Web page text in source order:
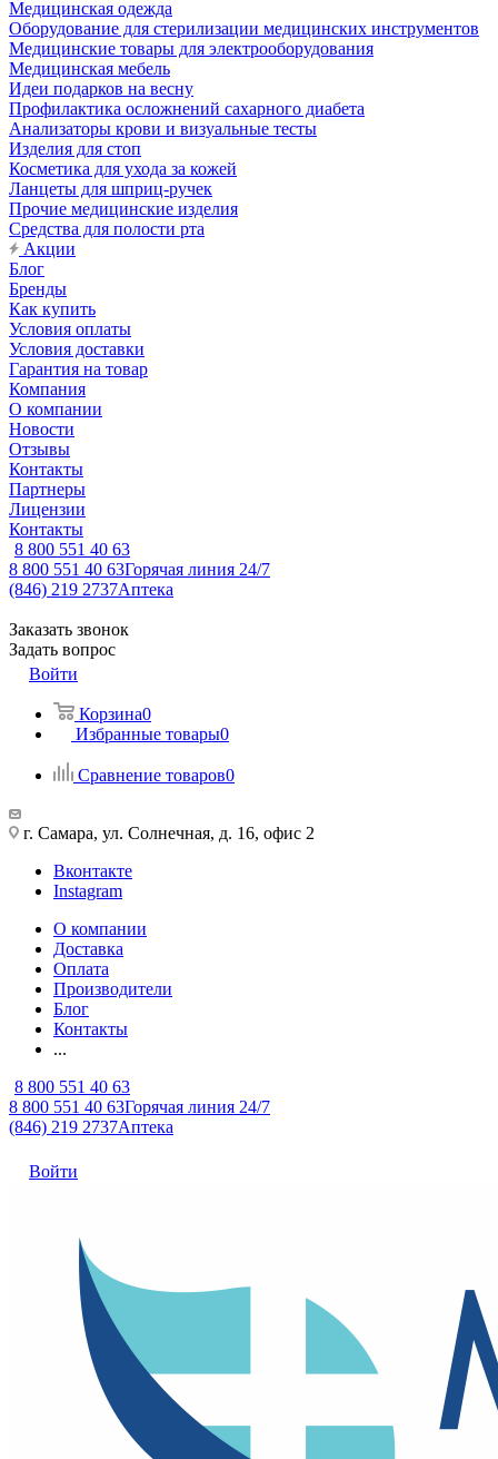
Медицинская одежда
Оборудование для стерилизации медицинских инструментов
Медицинские товары для электрооборудования
Медицинская мебель
Идеи подарков на весну
Профилактика осложнений сахарного диабета
Анализаторы крови и визуальные тесты
Изделия для стоп
Косметика для ухода за кожей
Ланцеты для шприц-ручек
Прочие медицинские изделия
Средства для полости рта
Акции
Блог
Бренды
Как купить
Условия оплаты
Условия доставки
Гарантия на товар
Компания
О компании
Новости
Отзывы
Контакты
Партнеры
Лицензии
Контакты
8 800 551 40 63
8 800 551 40 63Горячая линия 24/7
(846) 219 2737Аптека
Заказать звонок
Задать вопрос
Войти
Корзина0
Избранные товары0
Сравнение товаров0
г. Самара, ул. Солнечная, д. 16, офис 2
Вконтакте
Instagram
О компании
Доставка
Оплата
Производители
Блог
Контакты
...
8 800 551 40 63
8 800 551 40 63Горячая линия 24/7
(846) 219 2737Аптека
Войти